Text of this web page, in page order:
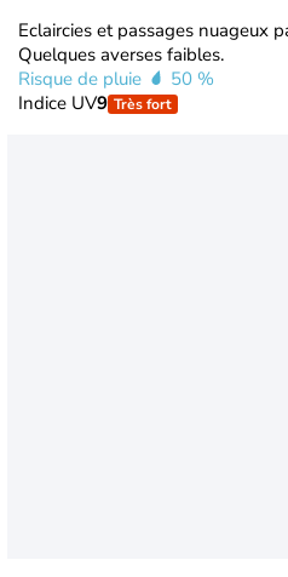
Eclaircies et passages nuageux
Quelques averses faibles.
Risque de pluie
50 %
Indice UV9 Très fort